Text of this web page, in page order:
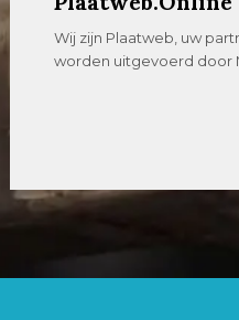
Wij zijn Plaatweb, uw
worden uitgevoerd door